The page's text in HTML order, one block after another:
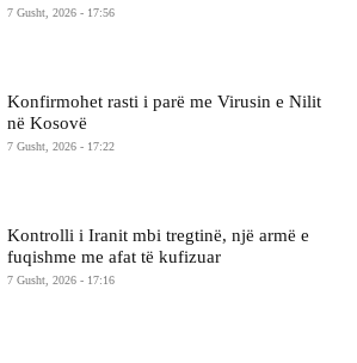
7 Gusht, 2026 - 17:56
Konfirmohet rasti i parë me Virusin e Nilit
në Kosovë
7 Gusht, 2026 - 17:22
Kontrolli i Iranit mbi tregtinë, një armë e
fuqishme me afat të kufizuar
7 Gusht, 2026 - 17:16